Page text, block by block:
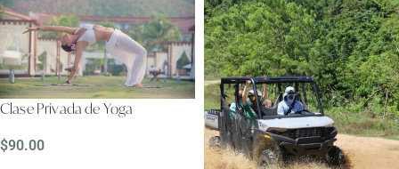
Clase Privada de Yoga
$90.00